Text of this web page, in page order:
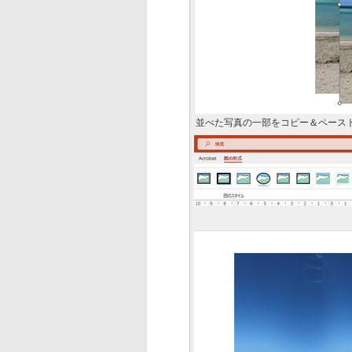
並べた写真の一部をコピー＆ペース